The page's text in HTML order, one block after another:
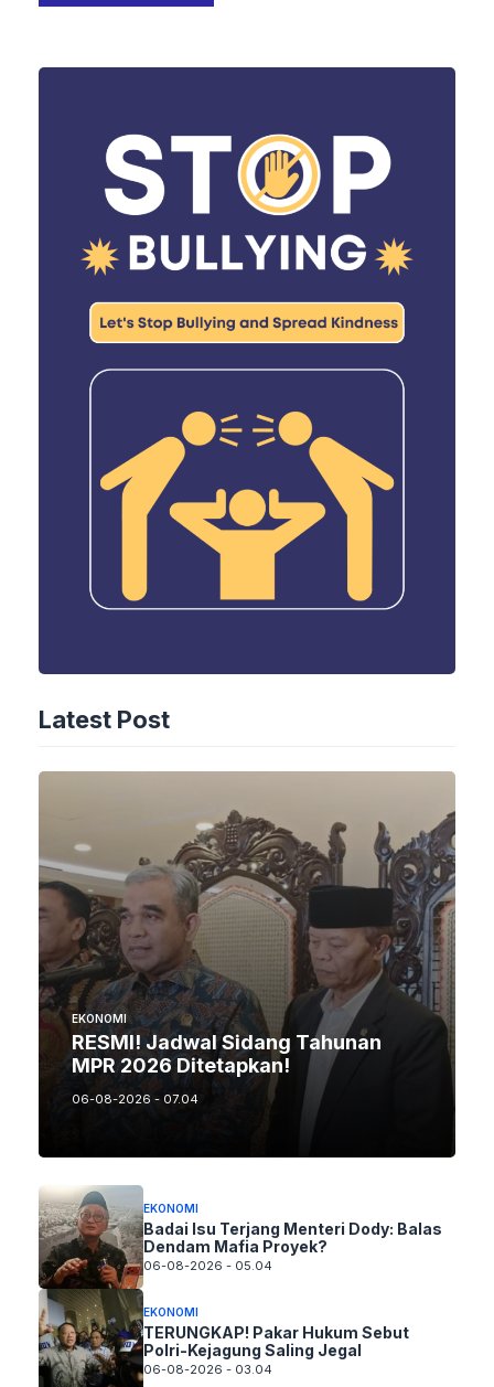
Latest Post
EKONOMI
RESMI! Jadwal Sidang Tahunan
MPR 2026 Ditetapkan!
06-08-2026 - 07.04
EKONOMI
Badai Isu Terjang Menteri Dody: Balas
Dendam Mafia Proyek?
06-08-2026 - 05.04
EKONOMI
TERUNGKAP! Pakar Hukum Sebut
Polri-Kejagung Saling Jegal
06-08-2026 - 03.04